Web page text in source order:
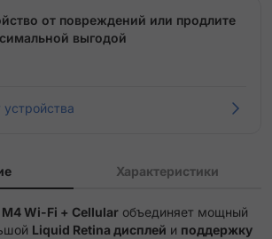
от повреждений или продлите
выгодой
Характеристики
Wi-Fi + Cellular объединяет мощный
Liquid Retina дисплей и поддержку